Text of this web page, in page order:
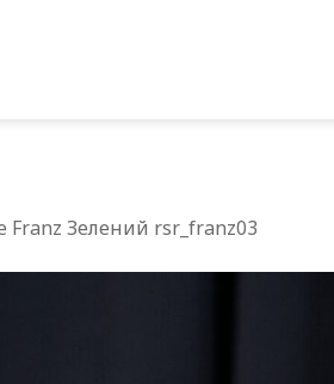
Franz Зелений rsr_franz03